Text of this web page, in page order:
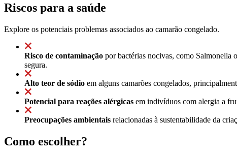
Riscos para a saúde
Explore os potenciais problemas associados ao camarão congelado.
Risco de contaminação por bactérias nocivas, como Salmonella
segura.
Alto teor de sódio em alguns camarões congelados,
Potencial para reações alérgicas em indivíduos com alergia a
Preocupações ambientais relacionadas à sustentabilidade da
Como escolher?